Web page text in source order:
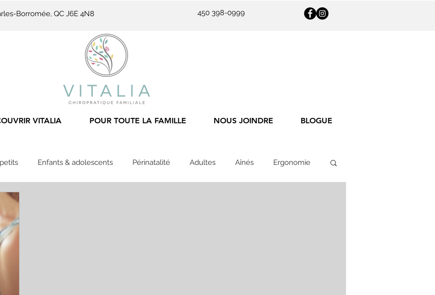
Borromée, QC J6E 4N8 450 398-0999
VITALIA POUR TOUTE LA FAMILLE NOUS JOINDRE BLOGUE
Enfants & adolescents Périnatalité Adultes Aînés Ergonomie